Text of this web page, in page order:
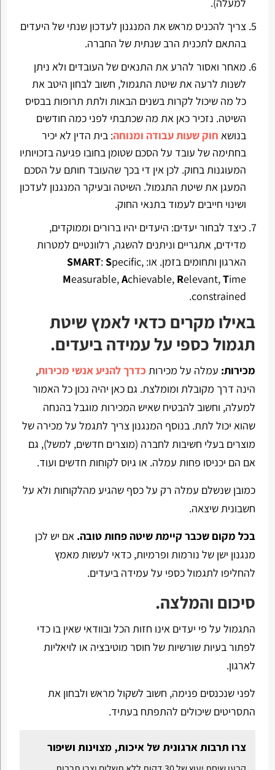
צריך להכניס מראש את המנגנון לעדכון שנתי של היעדים
בהתאם לתכנית הרב שנתית של החברה.
מאחר ואסור להרע את התנאים של העובדים ולא ניתן
לשנות לרעה את שיטת התגמול, חשוב לבחון היטב את
כל מה שיכול לקרות בשנים הבאות ולתת תרופות בבסיס
השיטה. נזכיר כאן את מה שכתבתי לפני כמה חודשים
בנושא חוק שעות עבודה ומנוחה: בית הדין לא יכיר
בחתימה של עובד על הסכם שטומן בחובו פגיעה בזכויותיו
המעוגנות בחוק. לכן אין די בכך שהעובד חותם על הסכם
המעגן את שיטת התגמול. השיטה ובעיקר המנגנון לעדכון
ושינוי חייבים לעמוד בתנאי החוק.
כיצד לבחור יעדים: היעדים יהיו ברורים וממוקדים,
מדידים, אתגריים וניתנים להשגה, רלוונטיים למטרות
הארגון ותחומים בזמן. או:
SMART:Specific,
Measurable,Achievable, Relevant,Time
constrained.
באילו מקרים כדאי לאמץ שיטת
תגמול כספי על עמידה ביעדים.
מכירות: עמלה על מכירות כדרך להניע אנשי מכירות,
הינה דרך מקובלת ומומלצת. גם כאן יהיה נכון כל האמור
למעלה, וחשוב להבטיח שאיש המכירות מוגבל בהנחה
שהוא יכול לתת. בנוסף המנגנון צריך לתגמל על מכירה של
מוצרים בעלי חשיבות לחברה (מוצרים חדשים, למשל), גם
אם הם יכניסו פחות עמלה. או גיוס לקוחות חדשים ועוד.
כמובן שנשלם עמלה רק על כסף שהגיע מהלקוחות ולא על
חשבונית שיצאה.
בכל מקום שכבר קיימת שיטה פחות טובה. אם יש לכן
מנגנון ישן של נורמות ופרמיות, כדאי לעשות מאמץ
להחליפו לתגמול כספי על עמידה ביעדים.
סיכום והמלצה.
התגמול על פי יעדים אינו חזות הכל ובוודאי שאין בו כדי
לפתור בעיות שורשיות של חוסר מוטיבציה או לויאליות
לארגון.
לפני שנכנסים פנימה, חשוב לשקול מראש ולבחון את
התסריטים שיכולים להתפתח בעתיד.
צרו תרבות ארגונית של איכות, מצוינות ושיפור